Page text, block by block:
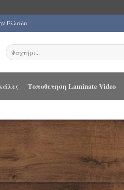
Ελλάδα
Αναζήτηση
για:
Τοποθετηση Laminate Video